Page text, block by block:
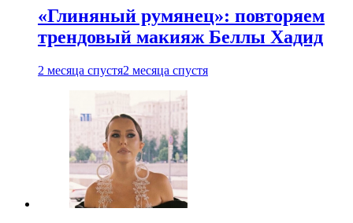
«Глиняный румянец»: повторяем
трендовый макияж Беллы Хадид
2 месяца спустя2 месяца спустя